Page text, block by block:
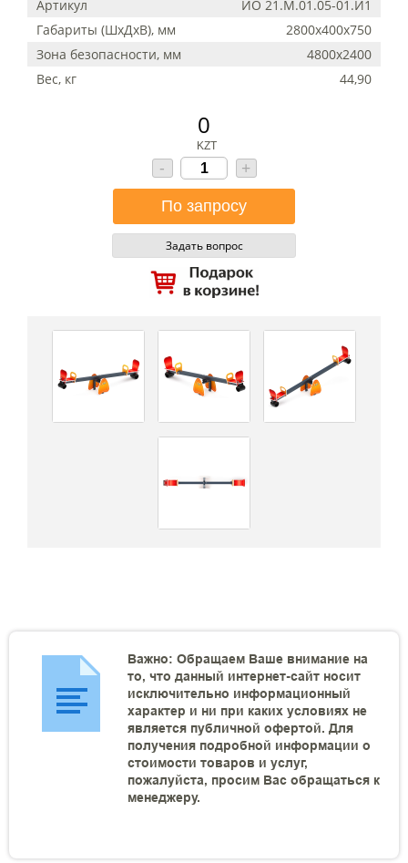
Артикул
ИО 21.М.01.05-01.И1
Габариты (ШхДхВ), мм
2800x400x750
Зона безопасности, мм
4800х2400
Вес, кг
44,90
0
KZT
- +
Задать вопрос
Важно: Обращаем Ваше внимание на
то, что данный интернет-сайт носит
исключительно информационный
характер и ни при каких условиях не
является публичной офертой. Для
получения подробной информации о
стоимости товаров и услуг,
пожалуйста, просим Вас обращаться к
менеджеру.